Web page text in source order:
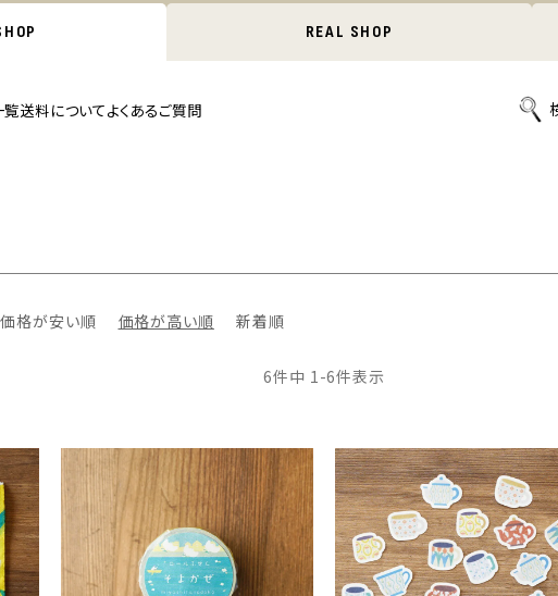
REAL SHOP
覧送料についてよくあるご質問
価格が安い順 価格が高い順 新着順
6件中 1-6件表示